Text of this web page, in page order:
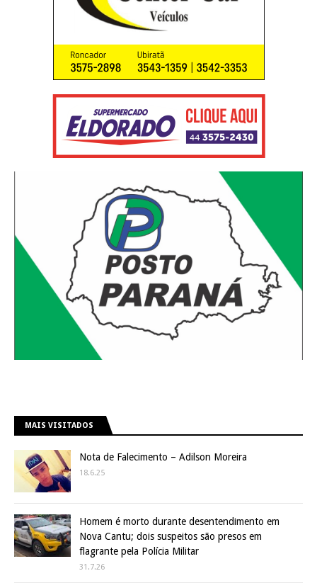
MAIS VISITADOS
Nota de Falecimento – Adilson Moreira
18.6.25
Homem é morto durante desentendimento em
Nova Cantu; dois suspeitos são presos em
flagrante pela Polícia Militar
31.7.26